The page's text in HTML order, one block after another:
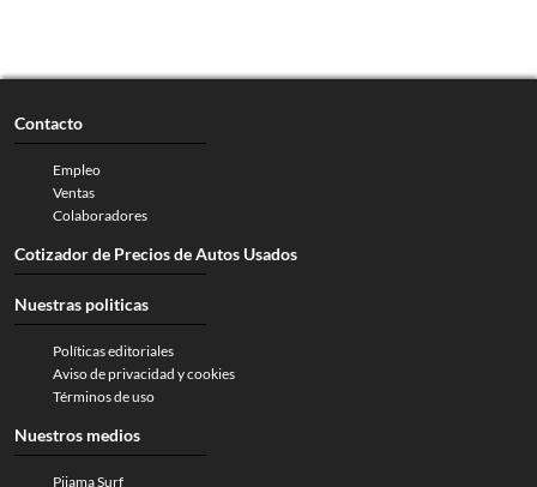
Contacto
Empleo
Ventas
Colaboradores
Cotizador de Precios de Autos Usados
Nuestras politicas
Políticas editoriales
Aviso de privacidad y cookies
Términos de uso
Nuestros medios
Pijama Surf